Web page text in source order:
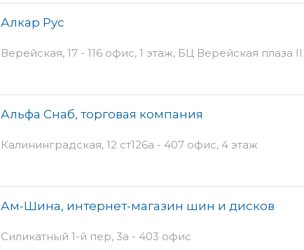
Алкар Рус
Верейская, 17 - 116 офис, 1 этаж, БЦ Верейская плаза II
Альфа Снаб, торговая компания
Калининградская, 12 ст126а - 407 офис, 4 этаж
Ам-Шина, интернет-магазин шин и дисков
Силикатный 1-й пер, 3а - 403 офис